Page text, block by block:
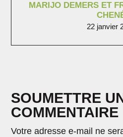
MARIJO DEMERS ET
22 janvier
SOUMETTRE
COMMENTAIRE
Votre adresse e-mail ne